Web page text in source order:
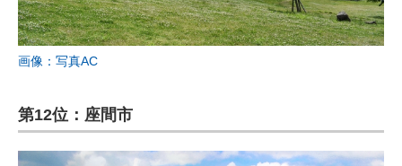
画像：写真AC
第12位：座間市